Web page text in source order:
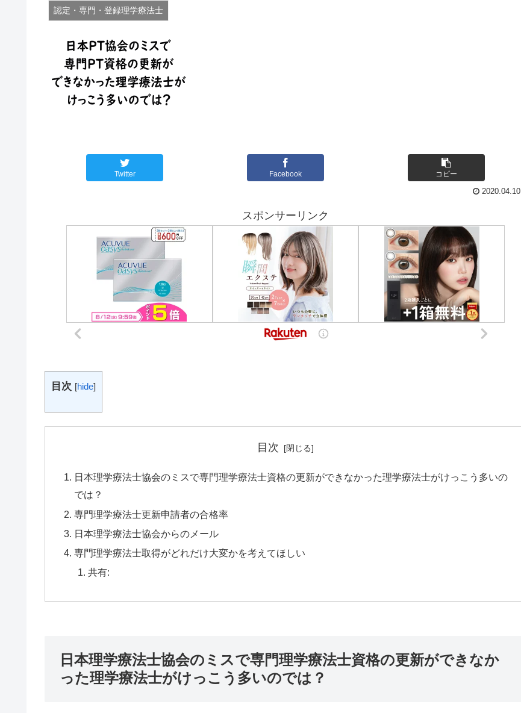
認定・専門・登録理学療法士
Twitter Facebook コピー
2020.04.10
スポンサーリンク
目次 [hide]
目次
日本理学療法士協会のミスで専門理学療法士資格の更新ができなかった理学療法士がけっこう多いの
では？
専門理学療法士更新申請者の合格率
日本理学療法士協会からのメール
専門理学療法士取得がどれだけ大変かを考えてほしい
共有:
日本理学療法士協会のミスで専門理学療法士資格の更新ができなか
った理学療法士がけっこう多いのでは？